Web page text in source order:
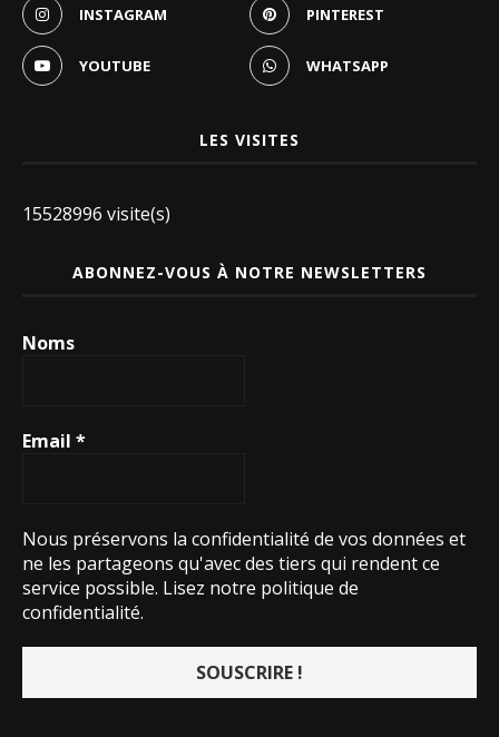
INSTAGRAM PINTEREST
YOUTUBE WHATSAPP
LES VISITES
15528996 visite(s)
ABONNEZ-VOUS À NOTRE NEWSLETTERS
Noms
Email *
Nous préservons la confidentialité de vos données et
ne les partageons qu'avec des tiers qui rendent ce
service possible. Lisez notre politique de
confidentialité.